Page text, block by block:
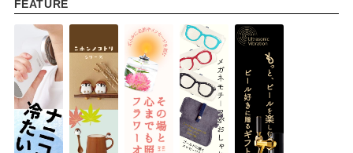
FEATURE